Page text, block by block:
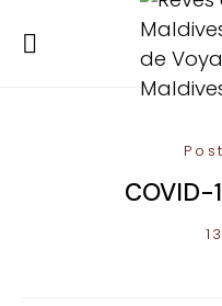
COVID-